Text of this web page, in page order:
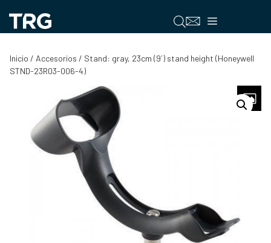
contenido
Menú
Inicio / Accesorios / Stand: gray, 23cm (9´) stand height (Honeywell
STND-23R03-006-4)